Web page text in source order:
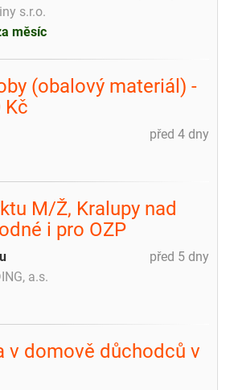
s.r.o.
měsíc
(obalový materiál) -
Kč
před 4 dny
M/Ž, Kralupy nad
i pro OZP
před 5 dny
a.s.
v domově důchodců v